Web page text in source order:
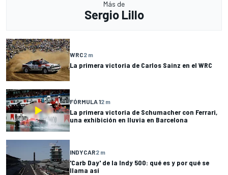
Más de
Sergio Lillo
WRC2 m
La primera victoria de Carlos Sainz en el WRC
FÓRMULA 12 m
La primera victoria de Schumacher con Ferrari,
una exhibición en lluvia en Barcelona
INDYCAR2 m
'Carb Day' de la Indy 500: qué es y por qué se
llama así